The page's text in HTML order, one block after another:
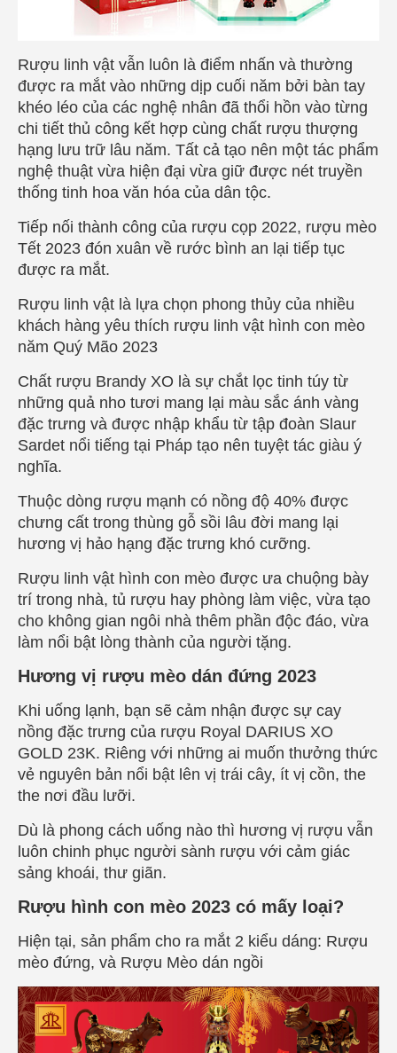
Rượu linh vật vẫn luôn là điểm nhấn và thường
được ra mắt vào những dịp cuối năm bởi bàn tay
khéo léo của các nghệ nhân đã thổi hồn vào từng
chi tiết thủ công kết hợp cùng chất rượu thượng
hạng lưu trữ lâu năm. Tất cả tạo nên một tác phẩm
nghệ thuật vừa hiện đại vừa giữ được nét truyền
thống tinh hoa văn hóa của dân tộc.
Tiếp nối thành công của rượu cọp 2022, rượu mèo
Tết 2023 đón xuân về rước bình an lại tiếp tục
được ra mắt.
Rượu linh vật là lựa chọn phong thủy của nhiều
khách hàng yêu thích rượu linh vật hình con mèo
năm Quý Mão 2023
Chất rượu Brandy XO là sự chắt lọc tinh túy từ
những quả nho tươi mang lại màu sắc ánh vàng
đặc trưng và được nhập khẩu từ tập đoàn Slaur
Sardet nổi tiếng tại Pháp tạo nên tuyệt tác giàu ý
nghĩa.
Thuộc dòng rượu mạnh có nồng độ 40% được
chưng cất trong thùng gỗ sồi lâu đời mang lại
hương vị hảo hạng đặc trưng khó cưỡng.
Rượu linh vật hình con mèo được ưa chuộng bày
trí trong nhà, tủ rượu hay phòng làm việc, vừa tạo
cho không gian ngôi nhà thêm phần độc đáo, vừa
làm nổi bật lòng thành của người tặng.
Hương vị rượu mèo dán đứng 2023
Khi uống lạnh, bạn sẽ cảm nhận được sự cay
nồng đặc trưng của rượu Royal DARIUS XO
GOLD 23K. Riêng với những ai muốn thưởng thức
vẻ nguyên bản nổi bật lên vị trái cây, ít vị cồn, the
the nơi đầu lưỡi.
Dù là phong cách uống nào thì hương vị rượu vẫn
luôn chinh phục người sành rượu với cảm giác
sảng khoái, thư giãn.
Rượu hình con mèo 2023 có mấy loại?
Hiện tại, sản phẩm cho ra mắt 2 kiểu dáng: Rượu
mèo đứng, và Rượu Mèo dán ngồi